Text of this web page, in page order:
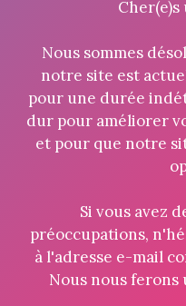
Nous sommes
notre site est
pour une durée
dur pour améliorer
et pour que notre
Si vous avez
préoccupations,
à l'adresse e-mail
Nous nous ferons